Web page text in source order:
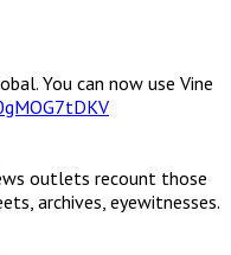
You can now use Vine
outlets recount those
archives, eyewitnesses.